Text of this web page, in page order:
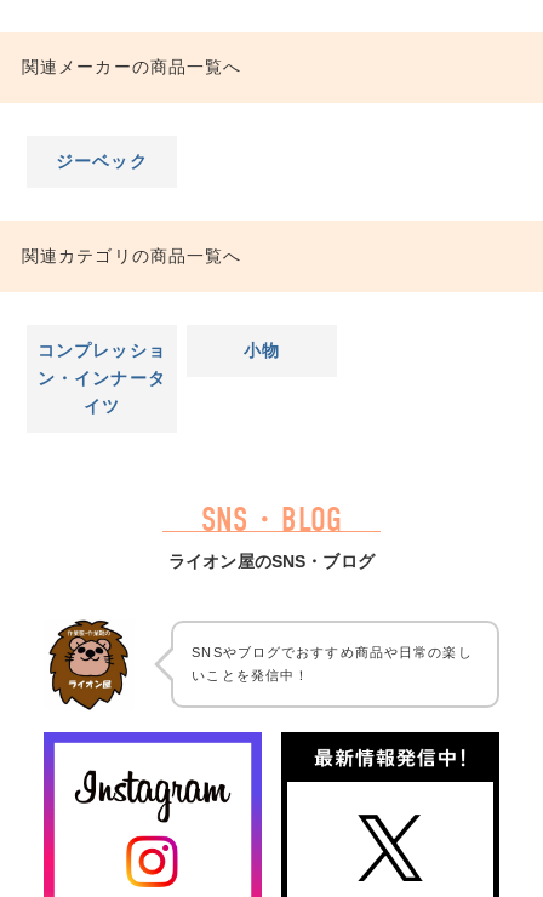
関連メーカーの商品一覧へ
ジーベック
関連カテゴリの商品一覧へ
コンプレッショ
ン・インナータ
イツ
小物
SNS・BLOG
ライオン屋のSNS・ブログ
SNSやブログでおすすめ商品や日常の楽し
いことを発信中！